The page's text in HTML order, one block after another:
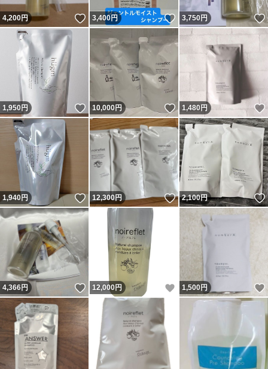
4,200円 いいね！
3,400円 いいね！
3,750円
1,950円 いいね！
10,000円 いいね！
1,480円
1,940円 いいね！
12,300円 いいね！
2,100円
4,366円 いいね！
12,000円 いいね！
1,500円